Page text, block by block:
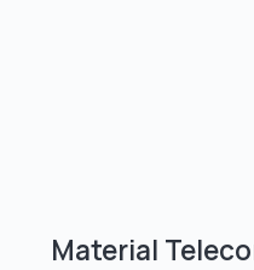
Material